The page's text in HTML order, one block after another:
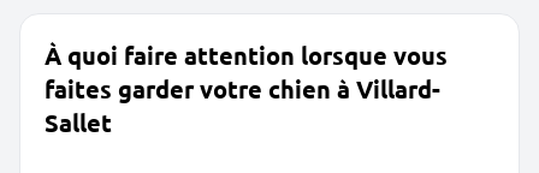
À quoi faire attention lorsque vous
faites garder votre chien à Villard-
Sallet